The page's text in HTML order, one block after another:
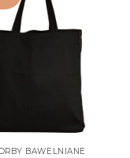
BAWELNIANE